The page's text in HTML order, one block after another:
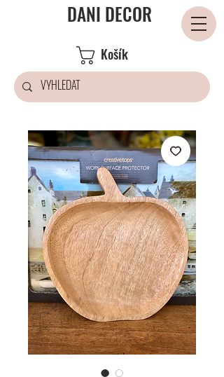
Košík
DANI DECOR